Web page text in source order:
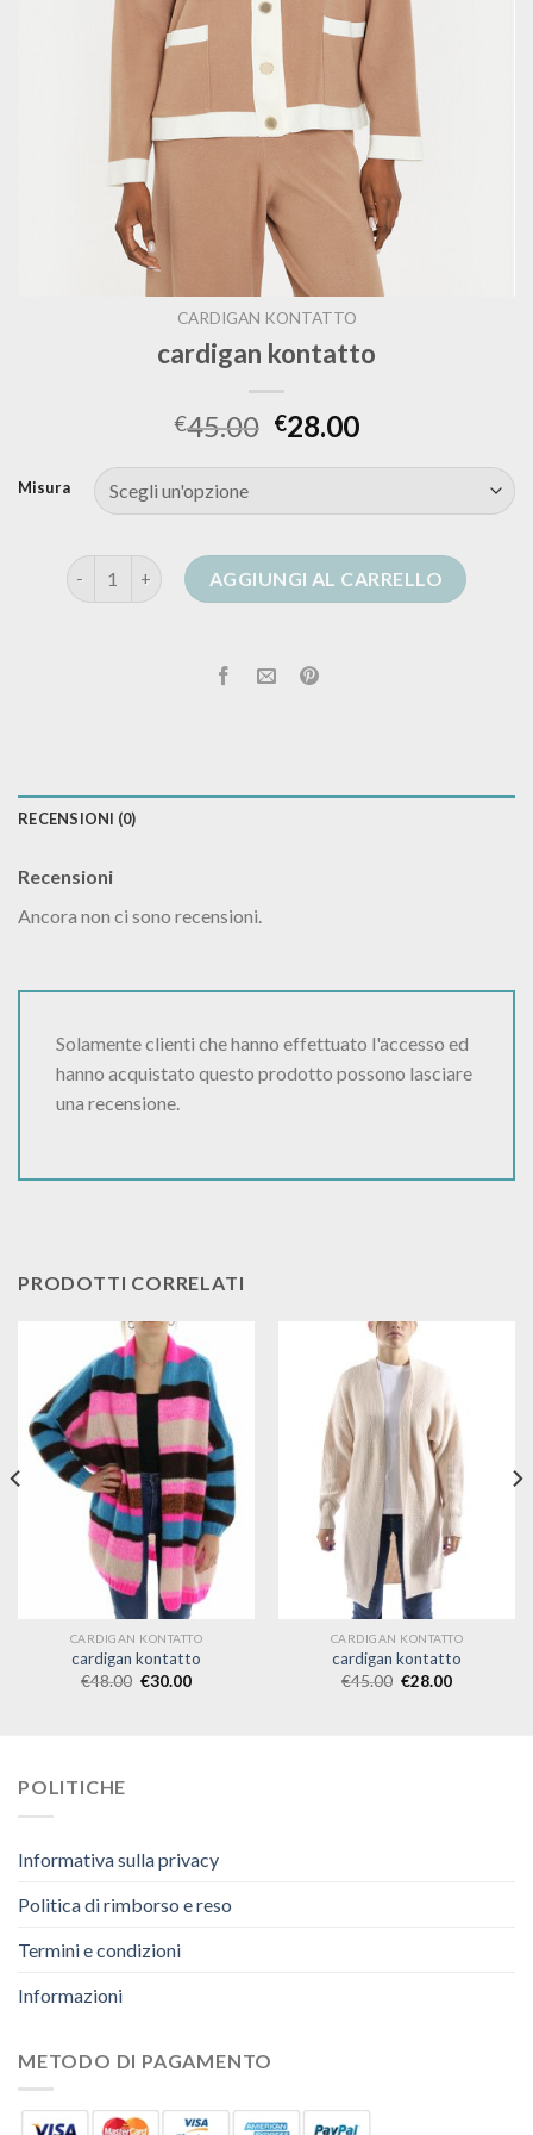
CARDIGAN KONTATTO
cardigan kontatto
€45.00 €28.00
Misura
cardigan kontatto quantitàAGGIUNGI AL CARRELLO
RECENSIONI (0)
Recensioni
Ancora non ci sono recensioni.
Solamente clienti che hanno effettuato l'accesso ed
hanno acquistato questo prodotto possono lasciare
una recensione.
PRODOTTI CORRELATI
CARDIGAN KONTATTO
cardigan kontatto
€48.00 €30.00
CARDIGAN KONTATTO
cardigan kontatto
€45.00 €28.00
POLITICHE
Informativa sulla privacy
Politica di rimborso e reso
Termini e condizioni
Informazioni
METODO DI PAGAMENTO